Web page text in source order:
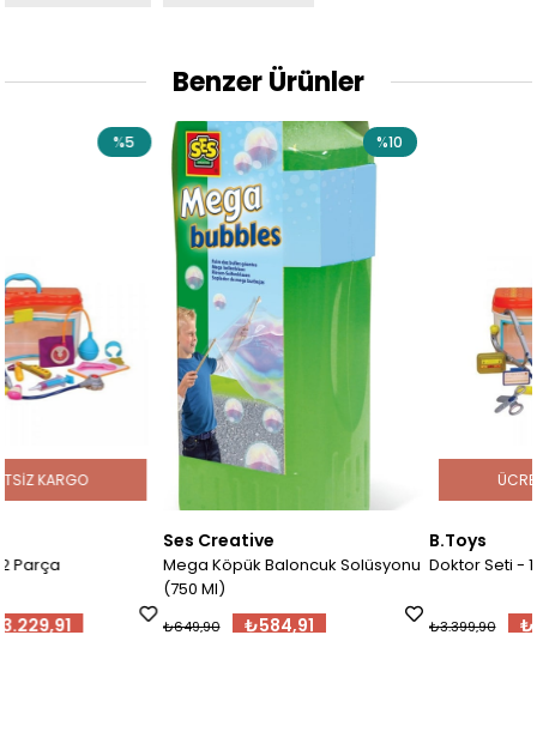
Benzer Ürünler
Mega Köpük Baloncuk Solüsyonu
₺584,91
₺649,90
%10
Doktor Seti - 12 Parça
₺3.229,91
₺3.399,90
ÜCRETSIZ KARGO